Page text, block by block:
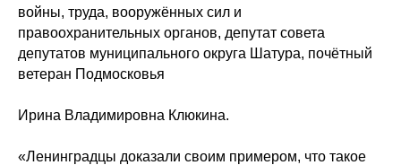
войны, труда, вооружённых сил и
правоохранительных органов, депутат совета
депутатов муниципального округа Шатура, почётный
ветеран Подмосковья
Ирина Владимировна Клюкина.
«Ленинградцы доказали своим примером, что такое